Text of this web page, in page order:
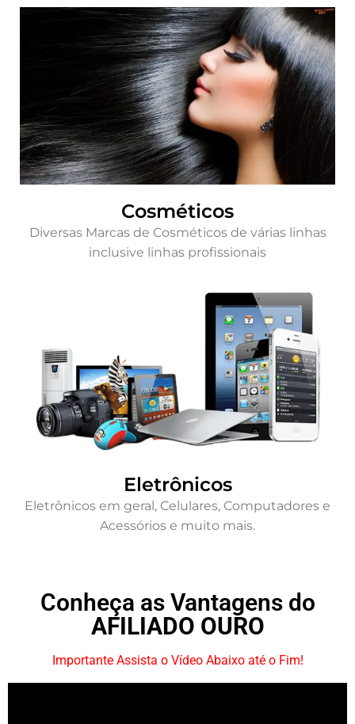
Cosméticos
Diversas Marcas de Cosméticos de várias linhas
inclusive linhas profissionais
Eletrônicos
Eletrônicos em geral, Celulares, Computadores e
Acessórios e muito mais.
Conheça as Vantagens do
AFILIADO OURO
Importante Assista o Vídeo Abaixo até o Fim!